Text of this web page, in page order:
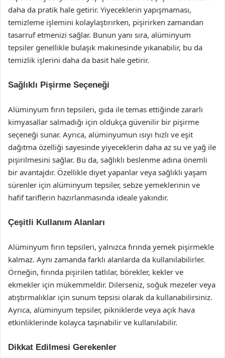
daha da pratik hale getirir. Yiyeceklerin yapışmaması,
temizleme işlemini kolaylaştırırken, pişirirken zamandan
tasarruf etmenizi sağlar. Bunun yanı sıra, alüminyum
tepsiler genellikle bulaşık makinesinde yıkanabilir, bu da
temizlik işlerini daha da basit hale getirir.
Sağlıklı Pişirme Seçeneği
Alüminyum fırın tepsileri, gıda ile temas ettiğinde zararlı
kimyasallar salmadığı için oldukça güvenilir bir pişirme
seçeneği sunar. Ayrıca, alüminyumun ısıyı hızlı ve eşit
dağıtma özelliği sayesinde yiyeceklerin daha az su ve yağ ile
pişirilmesini sağlar. Bu da, sağlıklı beslenme adına önemli
bir avantajdır. Özellikle diyet yapanlar veya sağlıklı yaşam
sürenler için alüminyum tepsiler, sebze yemeklerinin ve
hafif tariflerin hazırlanmasında ideale yakındır.
Çeşitli Kullanım Alanları
Alüminyum fırın tepsileri, yalnızca fırında yemek pişirmekle
kalmaz. Aynı zamanda farklı alanlarda da kullanılabilirler.
Örneğin, fırında pişirilen tatlılar, börekler, kekler ve
ekmekler için mükemmeldir. Dilerseniz, soğuk mezeler veya
atıştırmalıklar için sunum tepsisi olarak da kullanabilirsiniz.
Ayrıca, alüminyum tepsiler, pikniklerde veya açık hava
etkinliklerinde kolayca taşınabilir ve kullanılabilir.
Dikkat Edilmesi Gerekenler